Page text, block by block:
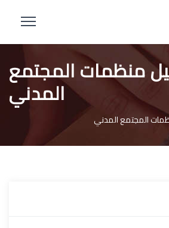
منظمات المجتمع
المدني
المجتمع المدني